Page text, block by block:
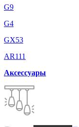
G9
G4
GX53
AR111
Аксессуары